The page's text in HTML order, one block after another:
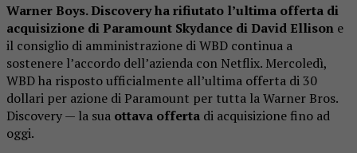
Warner Boys. Discovery ha rifiutato l’ultima offerta di
acquisizione di Paramount Skydance di David Ellison e
il consiglio di amministrazione di WBD continua a
sostenere l’accordo dell’azienda con Netflix. Mercoledì,
WBD ha risposto ufficialmente all’ultima offerta di 30
dollari per azione di Paramount per tutta la Warner Bros.
Discovery — la sua ottava offerta di acquisizione fino ad
oggi.